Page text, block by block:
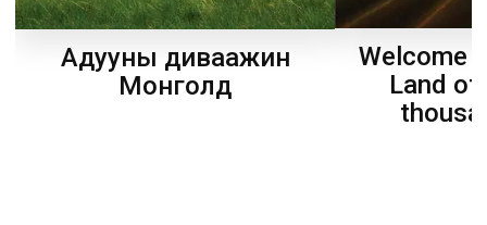
Адууны диваажин
Монголд
Welcome
Land of